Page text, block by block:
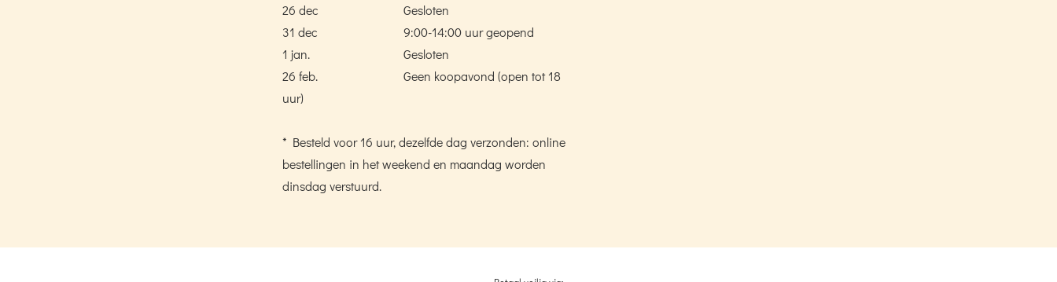
26 dec
Gesloten
31 dec
9:00-14:00 uur geopend
1 jan.
Gesloten
26 feb.
Geen koopavond (open tot 18
uur)
* Besteld voor 16 uur, dezelfde dag verzonden: online
bestellingen in het weekend en maandag worden
dinsdag verstuurd.